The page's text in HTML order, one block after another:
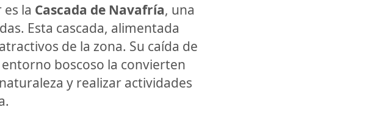
la Cascada de Navafría, una
Esta cascada, alimentada
de la zona. Su caída de
boscoso la convierten
y realizar actividades